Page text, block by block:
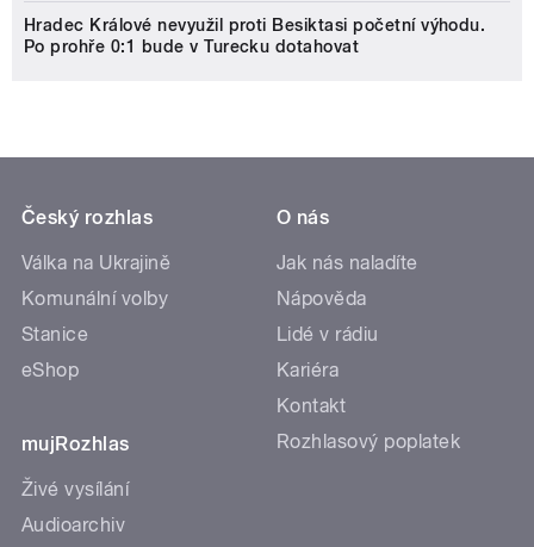
Hradec Králové nevyužil proti Besiktasi početní výhodu.
Po prohře 0:1 bude v Turecku dotahovat
Český rozhlas
Válka na Ukrajině
Komunální volby
Stanice
eShop
mujRozhlas
Živé vysílání
Audioarchiv
O nás
Jak nás naladíte
Nápověda
Lidé v rádiu
Kariéra
Kontakt
Rozhlasový poplatek